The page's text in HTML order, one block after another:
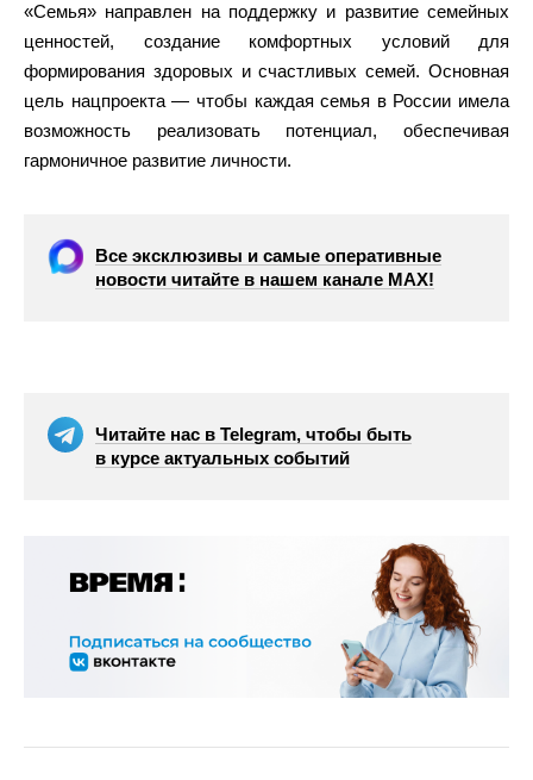
«Семья» направлен на поддержку и развитие семейных
ценностей, создание комфортных условий для
формирования здоровых и счастливых семей. Основная
цель нацпроекта — чтобы каждая семья в России имела
возможность реализовать потенциал, обеспечивая
гармоничное развитие личности.
Все эксклюзивы и самые оперативные
новости читайте в нашем канале МАХ!
Читайте нас в Telegram, чтобы быть
в курсе актуальных событий